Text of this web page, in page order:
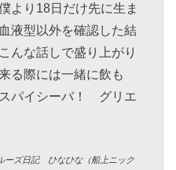
より18日だけ先に生ま
液型以外を確認した結
んな話しで盛り上がり
る際には一緒に飲も
パイシーバ！ グリエ
ーズ日記 ひなひな（船上ニック